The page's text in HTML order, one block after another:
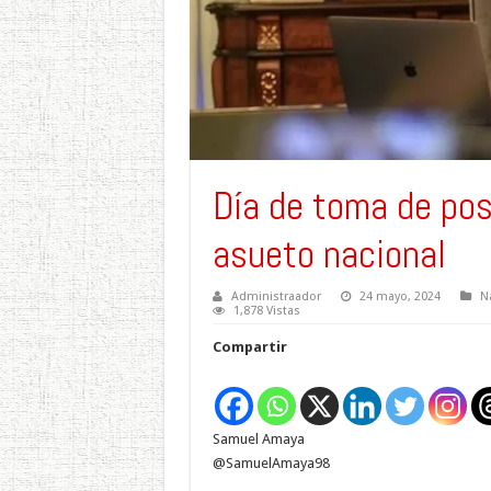
Día de toma de
asueto nacional
Administraador 24 mayo, 2024
1,878 Vistas
Compartir
Samuel Amaya
@SamuelAmaya98